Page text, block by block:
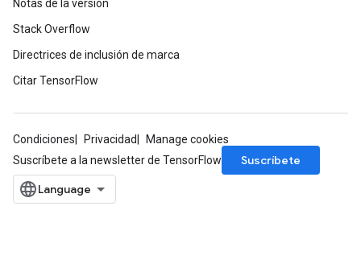
Notas de la versión
Stack Overflow
Directrices de inclusión de marca
Citar TensorFlow
Condiciones Privacidad
Manage cookies
Suscríbete a la newsletter de TensorFlow
Suscríbete